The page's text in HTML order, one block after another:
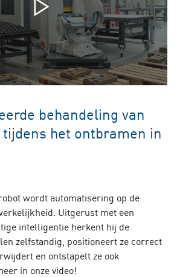
behandeling van
het ontbramen in
wordt automatisering op de
Uitgerust met een
intelligentie herkent hij de
zelfstandig, positioneert ze correct
en ontstapelt ze ook
in onze video!